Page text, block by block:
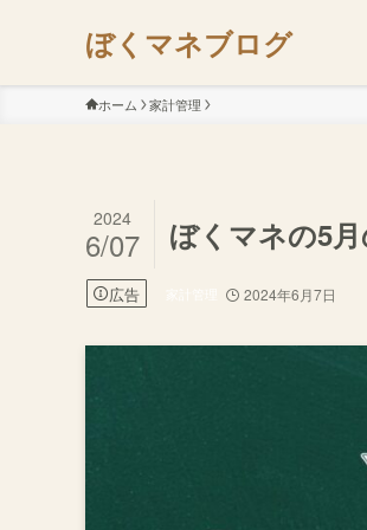
ぼくマネブログ
ホーム 家計管理
ぼくマネの5
2024
6/07
広告 2024年6月7日